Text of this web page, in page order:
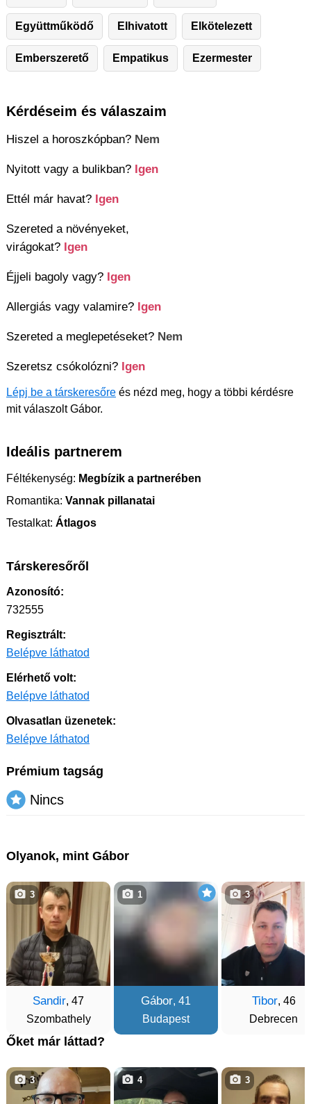
Együttműködő Elhivatott Elkötelezett
Emberszerető Empatikus Ezermester
Kérdéseim és válaszaim
Hiszel a horoszkópban? Nem
Nyitott vagy a bulikban? Igen
Ettél már havat? Igen
Szereted a növényeket,
virágokat? Igen
Éjjeli bagoly vagy? Igen
Allergiás vagy valamire? Igen
Szereted a meglepetéseket? Nem
Szeretsz csókolózni? Igen
Lépj be a társkeresőre és nézd meg, hogy a többi kérdésre
mit válaszolt Gábor.
Ideális partnerem
Féltékenység: Megbízik a partnerében
Romantika: Vannak pillanatai
Testalkat: Átlagos
Társkeresőről
Azonosító:
732555
Regisztrált:
Belépve láthatod
Elérhető volt:
Belépve láthatod
Olvasatlan üzenetek:
Belépve láthatod
Prémium tagság
Nincs
Olyanok, mint Gábor
Sandir, 47
Szombathely
3
Gábor, 41
Budapest
1
Tibor, 46
Debrecen
3
Őket már láttad?
3 4 3